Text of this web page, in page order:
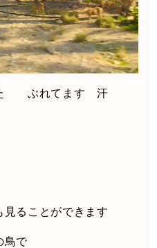
た ぶれてます 汗
ることができます
鳥で